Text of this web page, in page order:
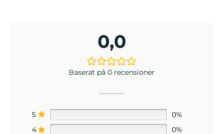
0,0
Baserat på 0 recensioner
5
0%
4
0%